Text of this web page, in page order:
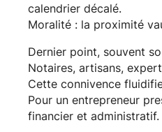
calendrier décalé.
Moralité : la proximité
Dernier point, souvent
Notaires, artisans,
Cette connivence
Pour un entrepreneur
financier et administratif.